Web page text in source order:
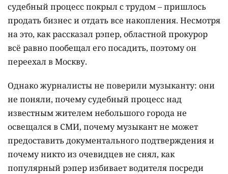
судебный процесс покрыл с трудом – пришлось
продать бизнес и отдать все накопления. Несмотря
на это, как рассказал рэпер, областной прокурор
всё равно пообещал его посадить, поэтому он
переехал в Москву.
Однако журналисты не поверили музыканту: они
не поняли, почему судебный процесс над
известным жителем небольшого города не
освещался в СМИ, почему музыкант не может
предоставить документального подтверждения и
почему никто из очевидцев не снял, как
популярный рэпер избивает водителя посреди